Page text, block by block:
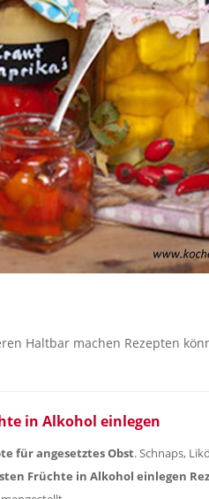
Haltbar machen Rezepten
in Alkohol einlegen
für angesetztes Obst. Schnaps,
Früchte in Alkohol einlegen